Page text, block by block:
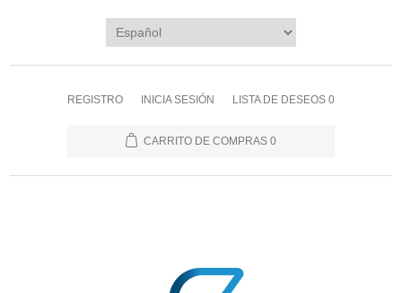
REGISTRO INICIA SESIÓN LISTA DE DESEOS 0
CARRITO DE COMPRAS 0